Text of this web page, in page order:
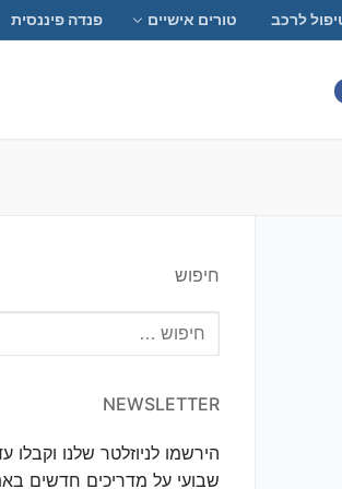
לרכב טורים אישיים פנדה פיננסית
חיפוש
NEWSLETTER
הירשמו לניוזלטר שלנו וקבלו
שבועי על מדריכים חדשים